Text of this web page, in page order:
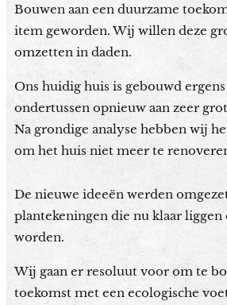
Bouwen aan een duurzame
item geworden. Wij willen deze
omzetten in daden.
Ons huidig huis is gebouwd
ondertussen opnieuw aan zeer
Na grondige analyse hebben wij
om het huis niet meer te
De nieuwe ideeën werden
plantekeningen die nu klaar
worden.
Wij gaan er resoluut voor om te
toekomst met een ecologische